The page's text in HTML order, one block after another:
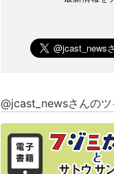
@jcast_newsさんのツ